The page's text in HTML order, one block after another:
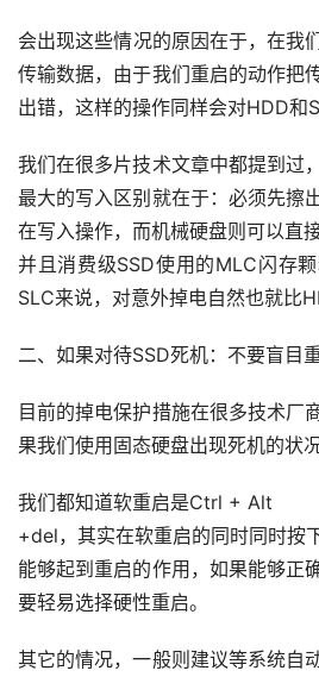
首
数
据
复
成
案
会出现这些情况的原因在于，在我
传输数据，由于我们重启的动作把
出错，这样的操作同样会对HDD和
我们在很多片技术文章中都提到过
最大的写入区别就在于：必须先擦
在写入操作，而机械硬盘则可以直接
并且消费级SSD使用的MLC闪存
SLC来说，对意外掉电自然也就比
二、如果对待SSD死机：不要盲目
目前的掉电保护措施在很多技术厂
果我们使用固态硬盘出现死机的状
我们都知道软重启是Ctrl + Alt
+del，其实在软重启的同时同时按
能够起到重启的作用，如果能够正
要轻易选择硬性重启。
其它的情况，一般则建议等系统自